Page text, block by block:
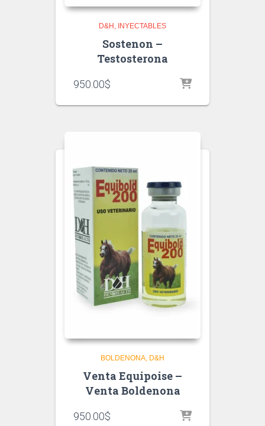
D&H INYECTABLES
Sostenon –
Testosterona
950.00$
BOLDENONA D&H
Venta Equipoise –
Venta Boldenona
950.00$